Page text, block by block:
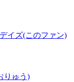
イズ(このファン)
りゅう)